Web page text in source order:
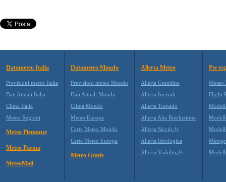
Datameteo Italia
Previsioni meteo Italia
Dati Attuali Italia
Clima Italia
Meteo Regioni
Meteo Piemonte
Meteo Parma
MeteoMail
Datameteo Mondo
Previsioni meteo Mondo
Dati Attuali Mondo
Clima Mondo
Meteo Europa
Carte Meteo Mondo
Carte Meteo Europa
Meteo Gratis
Allerta Meteo
Allerta Grandine
Allerta Incendi
Allerta Tornado
Allerta Alta Risoluzione
Allerta Siccitï¿½
Allerta Idrologica
Allerta Viabilitï¿½
Per
Metar-
Flight